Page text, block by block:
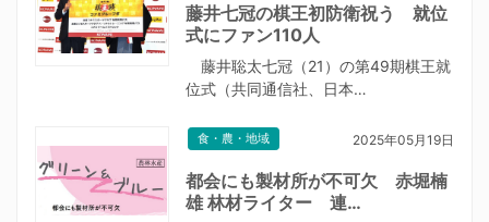
藤井七冠の棋王初防衛祝う 就位
式にファン110人
藤井聡太七冠（21）の第49期棋王就
位式（共同通信社、日本…
食・農・地域 2025年05月19日
都会にも製材所が不可欠 赤堀楠
雄 林材ライター 連…